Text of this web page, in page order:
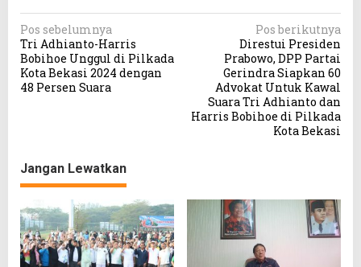
N
a
v
i
s
i
p
o
s
Pos sebelumnya
Tri Adhianto-Harris
Bobihoe Unggul di Pilkada
Kota Bekasi 2024 dengan
48 Persen Suara
Pos berikutnya
Direstui Presiden
Prabowo, DPP Partai
Gerindra Siapkan 60
Advokat Untuk Kawal
Suara Tri Adhianto dan
Harris Bobihoe di Pilkada
Kota Bekasi
Jangan Lewatkan